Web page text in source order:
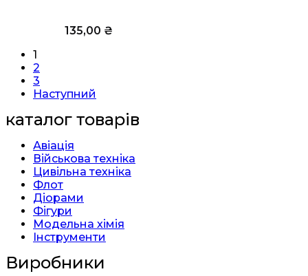
135,00 ₴
1
2
3
Наступний
каталог товарів
Авіація
Військова техніка
Цивільна техніка
Флот
Діорами
Фігури
Модельна хімія
Інструменти
Виробники